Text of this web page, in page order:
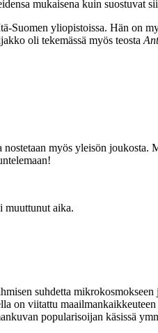
mukaisena kuin suostuvat
Suomen yliopistoissa. Hän on
oli tekemässä myös teosta
myös yleisön
muuttunut aika.
suhdetta
on viitattu
popularisoijan käsissä